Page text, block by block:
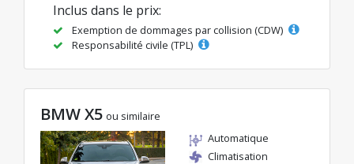
Inclus dans le prix:
Exemption de dommages par collision (CDW)
Responsabilité civile (TPL)
BMW X5 ou similaire
Automatique
Climatisation